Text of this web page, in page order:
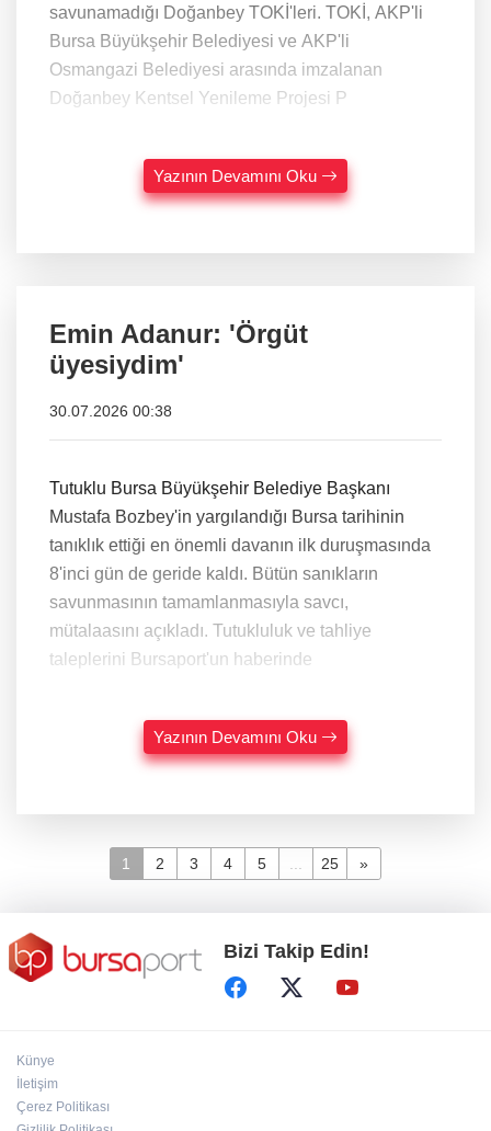
savunamadığı Doğanbey TOKİ'leri. TOKİ, AKP'li
Bursa Büyükşehir Belediyesi ve AKP'li
Osmangazi Belediyesi arasında imzalanan
Doğanbey Kentsel Yenileme Projesi P
Yazının Devamını Oku
Emin Adanur: 'Örgüt
üyesiydim'
30.07.2026 00:38
Tutuklu Bursa Büyükşehir Belediye Başkanı
Mustafa Bozbey'in yargılandığı Bursa tarihinin
tanıklık ettiği en önemli davanın ilk duruşmasında
8'inci gün de geride kaldı. Bütün sanıkların
savunmasının tamamlanmasıyla savcı,
mütalaasını açıkladı. Tutukluluk ve tahliye
taleplerini Bursaport'un haberinde
Yazının Devamını Oku
1 2 3 4 5 25 »
Bizi Takip Edin!
Künye
İletişim
Çerez Politikası